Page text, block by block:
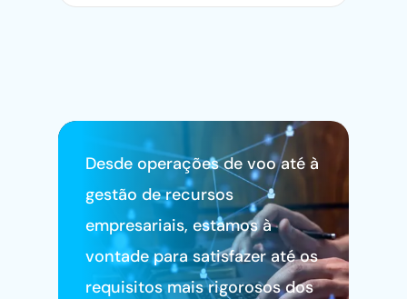
Desde operações de voo até à
gestão de recursos
empresariais, estamos à
vontade para satisfazer até os
requisitos mais rigorosos dos